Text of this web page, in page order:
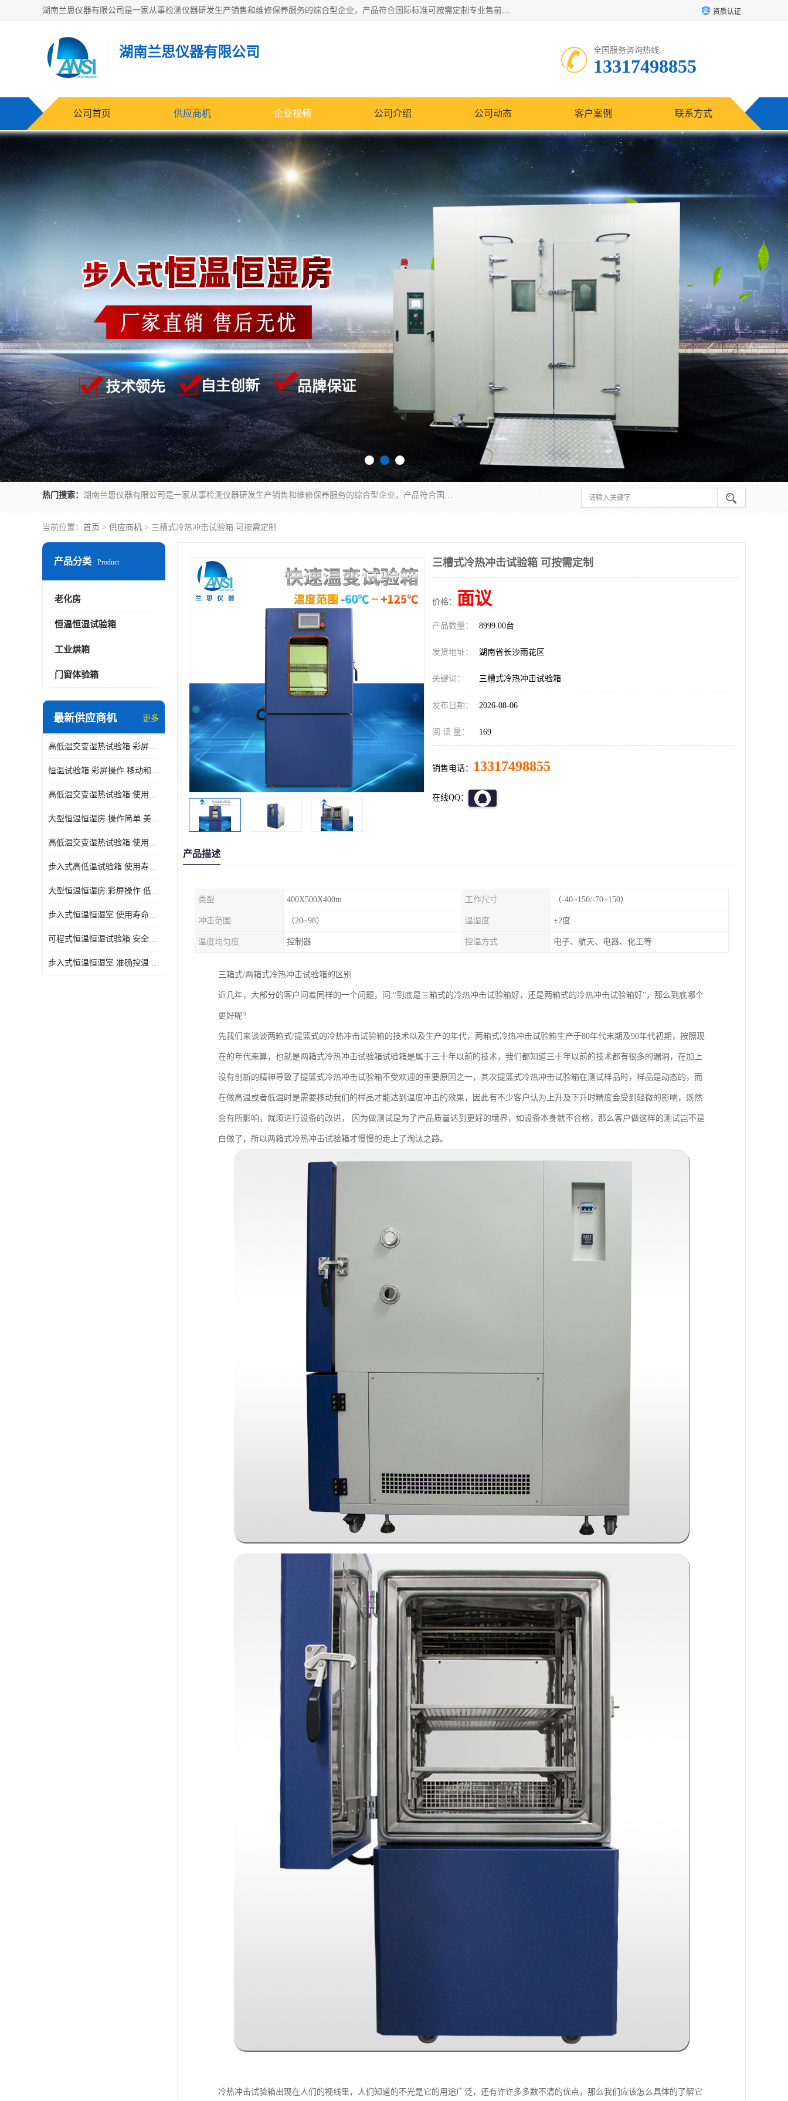
湖南兰思仪器有限公司是一家从事检测仪器研发生产销售和维修保养服务的综合型企业，产品符合国际标准可按需定制专业售前售后工程师，主要有门窗性能体验箱、门窗隔音展示箱、恒温恒湿试验箱、步入式恒温恒湿房、高低温试验箱、老化试验箱、老化试验房、恒温恒湿培养箱、水泥标准养护试验箱、电热鼓风干燥试验箱、真空干燥箱、工业烤箱、盐雾腐蚀试验箱等。 资质认证
湖南兰思仪器有限公司 全国服务咨询热线:
13317498855
公司首页 供应商机 企业视频 公司介绍 公司动态 客户案例 联系方式
热门搜索： 湖南兰思仪器有限公司是一家从事检测仪器研发生产销售和维修保养服务的综合型企业，产品符合国际标准可按需定制专业售前售后工程师，主要有门窗性能体验箱、门窗隔音展示箱、恒温恒湿试验箱、步入式恒温恒湿房、高低温试验箱、老化试验箱、老化试验房、恒温恒湿培养箱、水泥标准养护试验箱、电热鼓风干燥试验箱、真空干燥箱、工业烤箱、盐雾腐蚀试验箱等。
当前位置： 首页 > 供应商机 > 三槽式冷热冲击试验箱 可按需定制
产品分类 Product
老化房
恒温恒湿试验箱
工业烘箱
门窗体验箱
最新供应商机 更多
高低温交变湿热试验箱 彩屏操作 移动和放置方便
恒温试验箱 彩屏操作 移动和放置方便
高低温交变湿热试验箱 使用寿命长 优良外油漆
大型恒温恒湿房 操作简单 美观实用 清洁更方便
高低温交变湿热试验箱 使用寿命长 造型美观大方新颖
步入式高低温试验箱 使用寿命长 低耗电量 平稳电流
大型恒温恒湿房 彩屏操作 低耗电量 平稳电流
步入式恒温恒湿室 使用寿命长 移动和放置方便
可程式恒温恒湿试验箱 安全可靠 美观实用 清洁更方便
步入式恒温恒湿室 准确控温 试验周期自动化程度高
三槽式冷热冲击试验箱 可按需定制
价格： 面议
产品数量： 8999.00台
发货地址： 湖南省长沙雨花区
关键词： 三槽式冷热冲击试验箱
发布日期： 2026-08-06
阅 读 量： 169
销售电话： 13317498855
在线QQ：
产品描述
类型 400X500X400m 工作尺寸 （-40~150/-70~150）
冲击范围 （20~98） 温湿度 ±2度
温度均匀度 控制器 控温方式 电子、航天、电器、化工等
三箱式/两箱式冷热冲击试验箱的区别
近几年，大部分的客户问着同样的一个问题，问:“到底是三箱式的冷热冲击试验箱好，还是两箱式的冷热冲击试验箱好”，那么到底哪个
更好呢?
先我们来谈谈两箱式/提篮式的冷热冲击试验箱的技术以及生产的年代，两箱式冷热冲击试验箱生产于80年代末期及90年代初期，按照现
在的年代来算，也就是两箱式冷热冲击试验箱试验箱是属于三十年以前的技术，我们都知道三十年以前的技术都有很多的漏洞，在加上
没有创新的精神导致了提篮式冷热冲击试验箱不受欢迎的重要原因之一，其次提篮式冷热冲击试验箱在测试样品时，样品是动态的，而
在做高温或者低温时是需要移动我们的样品才能达到温度冲击的效果，因此有不少客户认为上升及下升时精度会受到轻微的影响，既然
会有所影响，就须进行设备的改进， 因为做测试是为了产品质量达到更好的境界，如设备本身就不合格，那么客户做这样的测试岂不是
白做了，所以两箱式冷热冲击试验箱才慢慢的走上了淘汰之路。
冷热冲击试验箱出现在人们的视线里，人们知道的不光是它的用途广泛，还有许许多多数不清的优点，那么我们应该怎么具体的了解它